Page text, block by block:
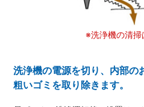
※洗浄機の清掃
洗浄機の電源を切り、内部の
粗いゴミを取り除きます。